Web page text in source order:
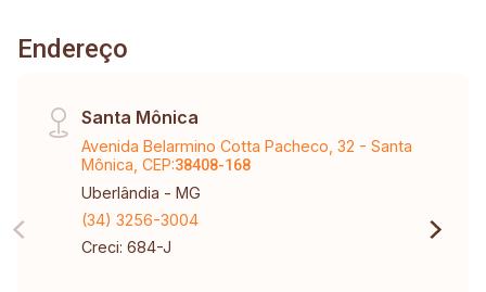
Endereço
Santa Mônica
Avenida Belarmino Cotta Pacheco, 32 - Santa
Mônica, CEP:38408-168
Uberlândia - MG
(34) 3256-3004
Creci: 684-J